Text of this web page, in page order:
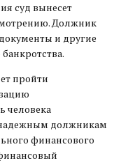
суд вынесет
Должник
и другие
пройти
человека
должникам
финансового